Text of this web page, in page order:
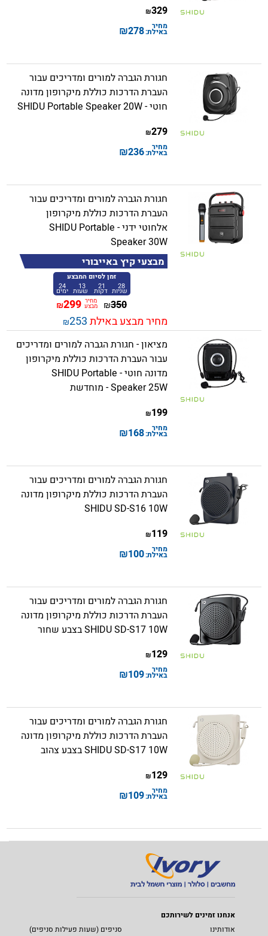
329
₪
מחיר
באילת:278
₪
חגורת הגברה למורים ומדריכים עבור
העברת הדרכות כוללת מיקרופון מדונה
חוטי - SHIDU Portable Speaker 20W
279
₪
מחיר
באילת:236
₪
חגורת הגברה למורים ומדריכים עבור
העברת הדרכות כוללת מיקרופון
אלחוטי ידני - SHIDU Portable
Speaker 30W
מבצעי קיץ באייבורי
זמן לסיום המבצע
28
שניות 21
דקות 13
שעות 24
ימים
350
₪ מחיר
מבצע 299
₪
מחיר מבצע באילת253
₪
מציאון - חגורת הגברה למורים ומדריכים
עבור העברת הדרכות כוללת מיקרופון
מדונה חוטי - SHIDU Portable
Speaker 25W - מוחדשת
199
₪
מחיר
באילת:168
₪
חגורת הגברה למורים ומדריכים עבור
העברת הדרכות כוללת מיקרופון מדונה
SHIDU SD-S16 10W
119
₪
מחיר
באילת:100
₪
חגורת הגברה למורים ומדריכים עבור
העברת הדרכות כוללת מיקרופון מדונה
SHIDU SD-S17 10W בצבע שחור
129
₪
מחיר
באילת:109
₪
חגורת הגברה למורים ומדריכים עבור
העברת הדרכות כוללת מיקרופון מדונה
SHIDU SD-S17 10W בצבע צהוב
129
₪
מחיר
באילת:109
₪
אנחנו זמינים לשירותכם
אודותינו
סניפים (שעות פעילות סניפים)